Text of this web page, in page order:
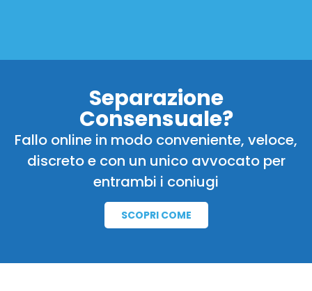
Separazione
Consensuale?
Fallo online in modo conveniente, veloce,
discreto e con un unico avvocato per
entrambi i coniugi
SCOPRI COME